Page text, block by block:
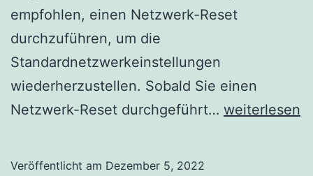
empfohlen, einen Netzwerk-Reset
durchzuführen, um die
Standardnetzwerkeinstellungen
wiederherzustellen. Sobald Sie einen
Netzwerk-Reset durchgeführt… Netzwerk
weiterlesen
Veröffentlicht am Dezember 5, 2022